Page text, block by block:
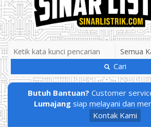
Cari
Butuh Bantuan? Customer
Lumajang siap melayani dan
Kontak Kami